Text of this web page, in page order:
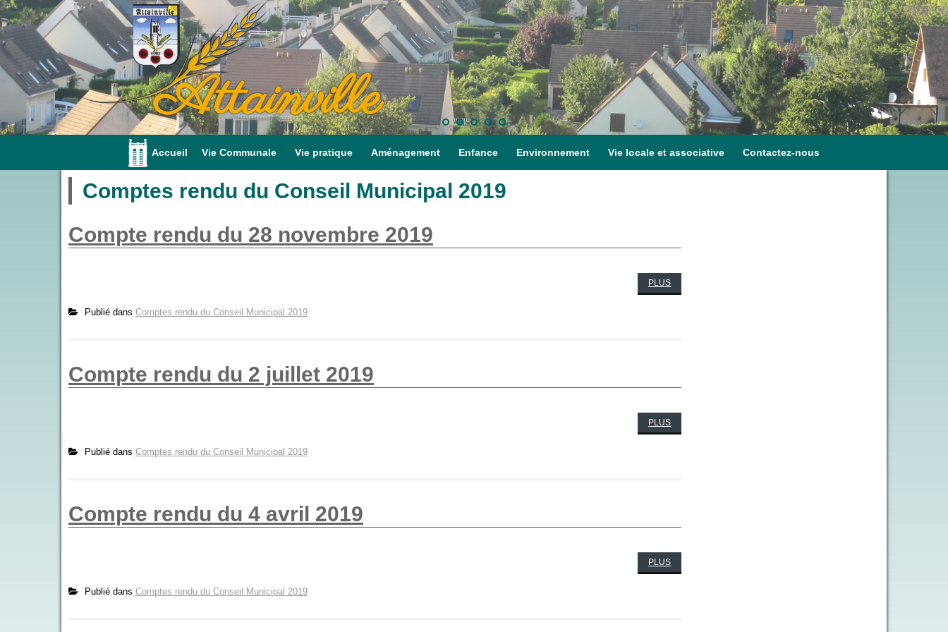
Attainville
Accueil Vie Communale Vie pratique Aménagement Enfance Environnement Vie locale et associative Contactez-nous
Comptes rendu du Conseil Municipal 2019
Compte rendu du 28 novembre 2019
PLUS
Publié dans Comptes rendu du Conseil Municipal 2019
Compte rendu du 2 juillet 2019
PLUS
Publié dans Comptes rendu du Conseil Municipal 2019
Compte rendu du 4 avril 2019
PLUS
Publié dans Comptes rendu du Conseil Municipal 2019